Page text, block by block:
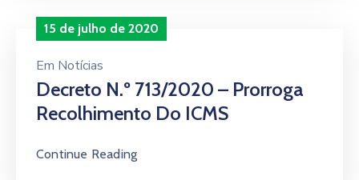
15 de julho de 2020
Em Notícias
Decreto N.º 713/2020 – Prorroga
Recolhimento Do ICMS
Continue Reading